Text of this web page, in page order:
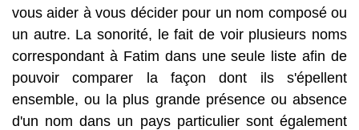
vous aider à vous décider pour un nom composé ou
un autre. La sonorité, le fait de voir plusieurs noms
correspondant à Fatim dans une seule liste afin de
pouvoir comparer la façon dont ils s'épellent
ensemble, ou la plus grande présence ou absence
d'un nom dans un pays particulier sont également